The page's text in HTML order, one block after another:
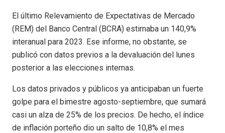
El último Relevamiento de Expectativas de Mercado
(REM) del Banco Central (BCRA) estimaba un 140,9%
interanual para 2023. Ese informe, no obstante, se
publicó con datos previos a la devaluación del lunes
posterior a las elecciones internas.
Los datos privados y públicos ya anticipaban un fuerte
golpe para el bimestre agosto-septiembre, que sumará
casi un alza de 25% de los precios. De hecho, el índice
de inflación porteño dio un salto de 10,8% el mes